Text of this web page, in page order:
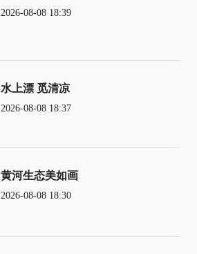
2026-08-08 18:39
水上漂 觅清凉
2026-08-08 18:37
黄河生态美如画
2026-08-08 18:30